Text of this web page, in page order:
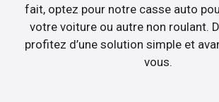
fait, optez pour notre casse auto
votre voiture ou autre non roulant.
profitez d’une solution simple et
vous.